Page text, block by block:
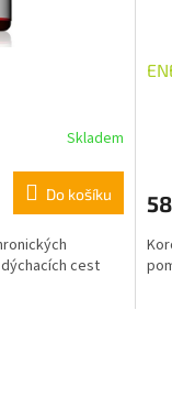
Skladem
Do košíku
cest